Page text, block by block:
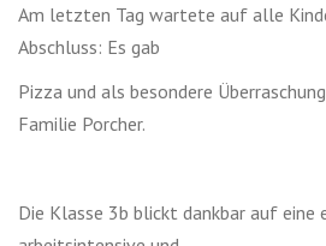
Am letzten Tag wartete auf alle
Abschluss: Es gab
Pizza und als besondere
Familie Porcher.
Die Klasse 3b blickt dankbar auf eine